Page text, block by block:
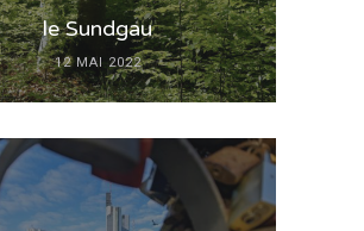
le Sundgau
12 MAI 2022